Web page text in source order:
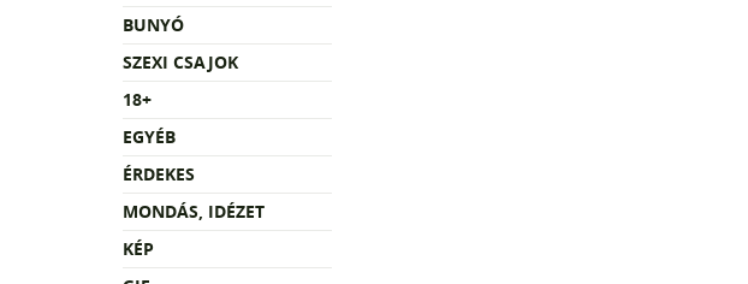
BUNYÓ
SZEXI CSAJOK
18+
EGYÉB
ÉRDEKES
MONDÁS, IDÉZET
KÉP